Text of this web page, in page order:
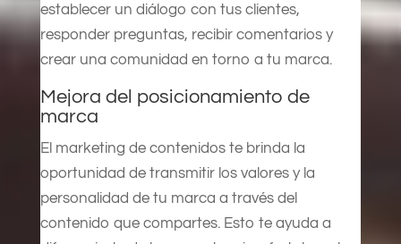
establecer un diálogo con tus clientes,
responder preguntas, recibir comentarios y
crear una comunidad en torno a tu marca.
Mejora del posicionamiento de
marca
El marketing de contenidos te brinda la
oportunidad de transmitir los valores y la
personalidad de tu marca a través del
contenido que compartes. Esto te ayuda a